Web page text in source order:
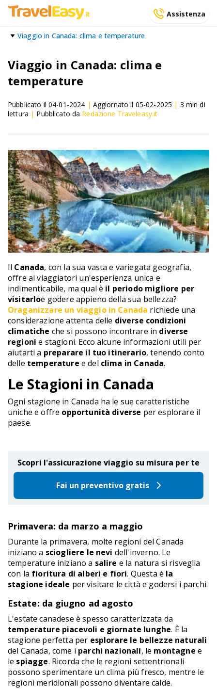
Assistenza
Viaggio in Canada: clima e temperature
Viaggio in Canada: clima e
temperature
Pubblicato il 04-01-2024 | Aggiornato il 05-02-2025 | 3 min di
lettura | Pubblicato da Redazione Traveleasy.it
Il Canada, con la sua vasta e variegata geografia,
offre ai viaggiatori un'esperienza unica e
indimenticabile, ma qual è il periodo migliore per
visitarloe godere appieno della sua bellezza?
Oraganizzare un viaggio in Canada richiede una
considerazione attenta delle diverse condizioni
climatiche che si possono incontrare in diverse
regioni e stagioni. Ecco alcune informazioni utili per
aiutarti a preparare il tuo itinerario, tenendo conto
delle temperature e del clima in Canada.
Le Stagioni in Canada
Ogni stagione in Canada ha le sue caratteristiche
uniche e offre opportunità diverse per esplorare il
paese.
Scopri l'assicurazione viaggio su misura per te
Fai un preventivo gratis
Primavera: da marzo a maggio
Durante la primavera, molte regioni del Canada
iniziano a sciogliere le nevi dell'inverno. Le
temperature iniziano a salire e la natura si risveglia
con la fioritura di alberi e fiori. Questa è la
stagione ideale per visitare le città e godersi i parchi.
Estate: da giugno ad agosto
L'estate canadese è spesso caratterizzata da
temperature piacevoli e giornate lunghe. È la
stagione perfetta per esplorare le bellezze naturali
del Canada, come i parchi nazionali, le montagne e
le spiagge. Ricorda che le regioni settentrionali
possono sperimentare un clima più fresco, mentre le
regioni meridionali possono diventare calde.